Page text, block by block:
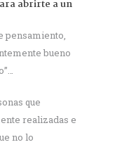
abrirte a un
pensamiento,
bueno
que
realizadas e
no lo